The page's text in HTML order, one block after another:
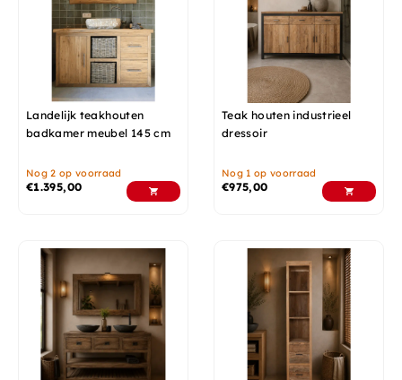
Landelijk teakhouten
badkamer meubel 145 cm
Nog 2 op voorraad
€1.395,00
Teak houten industrieel
dressoir
Nog 1 op voorraad
€975,00